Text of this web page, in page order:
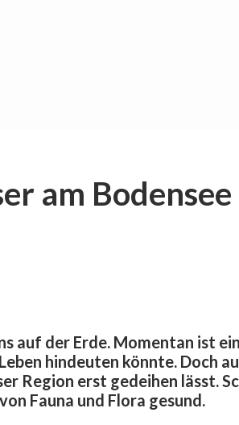
am
auf der Erde. Momentan ist
hindeuten könnte. Doch
Region erst gedeihen lässt.
Fauna und Flora gesund.